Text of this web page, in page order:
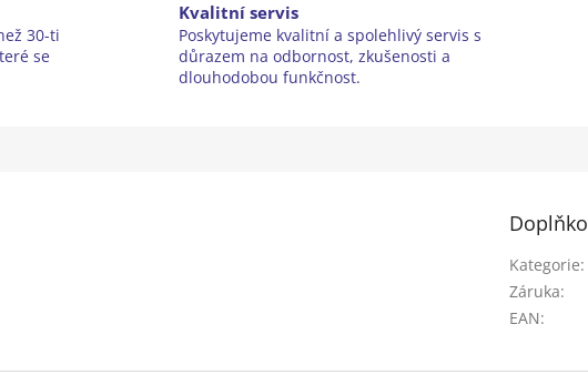
30-ti
se
Kvalitní servis
Poskytujeme kvalitní a spolehlivý servis s
důrazem na odbornost, zkušenosti a
dlouhodobou funkčnost.
Kategorie:
Záruka:
EAN: